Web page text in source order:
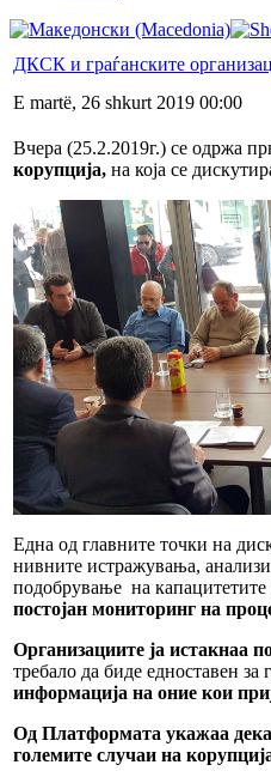
ДКСК и граѓанските
E martë, 26 shkurt 2019 00:00
Вчера (25.2.2019г.) се одржа
корупција, на која се
Една од главните точки на
нивните истражувања,
подобрување на
постојан мониторинг на
Организациите ја истакнаа
требало да биде едноставен
информација на оние кои
Од Платформата укажаа дека
големите случаи на